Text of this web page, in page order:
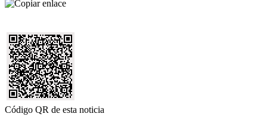
Código QR de esta noticia